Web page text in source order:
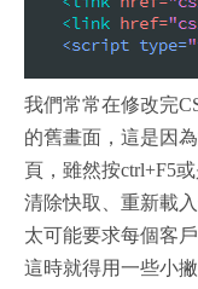
我們常常在修改完
的舊畫面，這是因
頁，雖然按ctrl+F5
清除快取、重新載
太可能要求每個客
這時就得用一些小